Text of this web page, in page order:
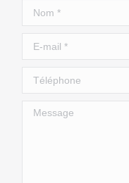
Nom *
E-mail *
Téléphone
Message